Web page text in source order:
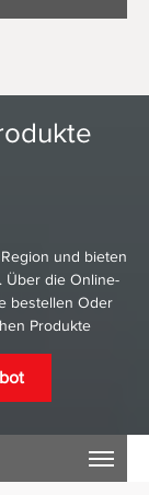
und bieten
Über die Online-
bestellen Oder
Produkte